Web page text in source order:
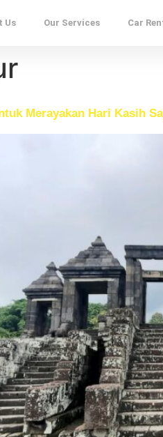
Us Our Services Car
Merayakan Hari Kasih